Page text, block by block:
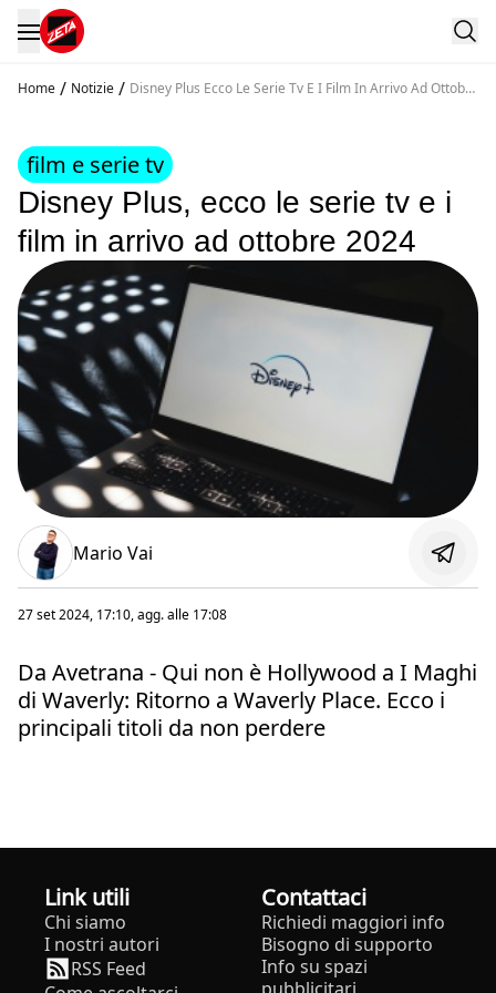
Home / Notizie / Disney Plus Ecco Le Serie Tv E I Film In Arrivo Ad Ottobre
film e serie tv
Disney Plus, ecco le serie tv e i
film in arrivo ad ottobre 2024
Mario Vai
27 set 2024, 17:10, agg. alle 17:08
Da Avetrana - Qui non è Hollywood a I Maghi
di Waverly: Ritorno a Waverly Place. Ecco i
principali titoli da non perdere
Link utili
Chi siamo
I nostri autori
RSS Feed
Contattaci
Richiedi maggiori info
Bisogno di supporto
Info su spazi